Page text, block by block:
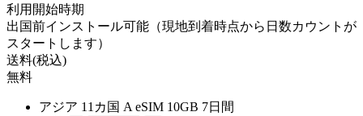
利用開始時期
出国前インストール可能（現地到着時点から日数カウントが
スタートします）
送料(税込)
無料
アジア 11カ国 A eSIM 10GB 7日間